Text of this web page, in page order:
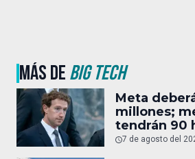
MÁS DEBIG TECH
Meta
millones;
tendrán 90
7 de agosto del